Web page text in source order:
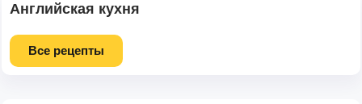
Английская кухня
Все рецепты